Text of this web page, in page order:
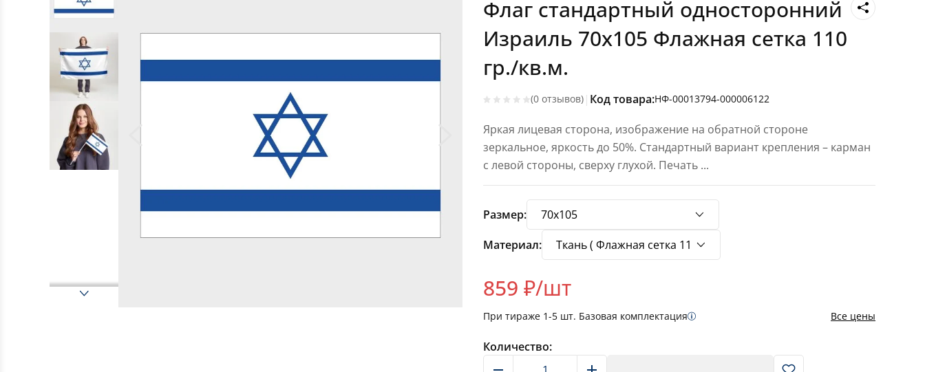
Флаг стандартный односторонний
Израиль 70х105 Флажная сетка 110
гр./кв.м.
(0 отзывов) | Код товара:НФ-00013794-000006122
Яркая лицевая сторона, изображение на обратной стороне
зеркальное, яркость до 50%. Стандартный вариант крепления – карман
с левой стороны, сверху глухой. Печать ...
Размер:
Материал:
859 ₽/шт
При тираже 1-5 шт. Базовая комплектация Все цены
Количество: